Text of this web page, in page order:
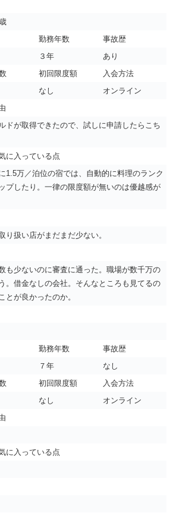
勤務年数
事故歴
３年
あり
初回限度額
入会方法
なし
オンライン
ドが取得できたので、試しに申請したらこち
に入っている点
1.5万／泊位の宿では、自動的に料理のランク
プしたり。一律の限度額が無いのは優越感が
り扱い店がまだまだ少ない。
も少ないのに審査に通った。職場が数千万の
。借金なしの会社。そんなところも見てるの
とが良かったのか。
勤務年数
事故歴
７年
なし
初回限度額
入会方法
なし
オンライン
に入っている点